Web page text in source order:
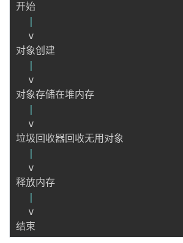
程
认
证
的
实
我
的
藏
支
持
声
建
议
开始
|
  v
对象创建
|
  v
对象存储在堆内存
|
  v
垃圾回收器回收无用对象
|
  v
释放内存
|
  v